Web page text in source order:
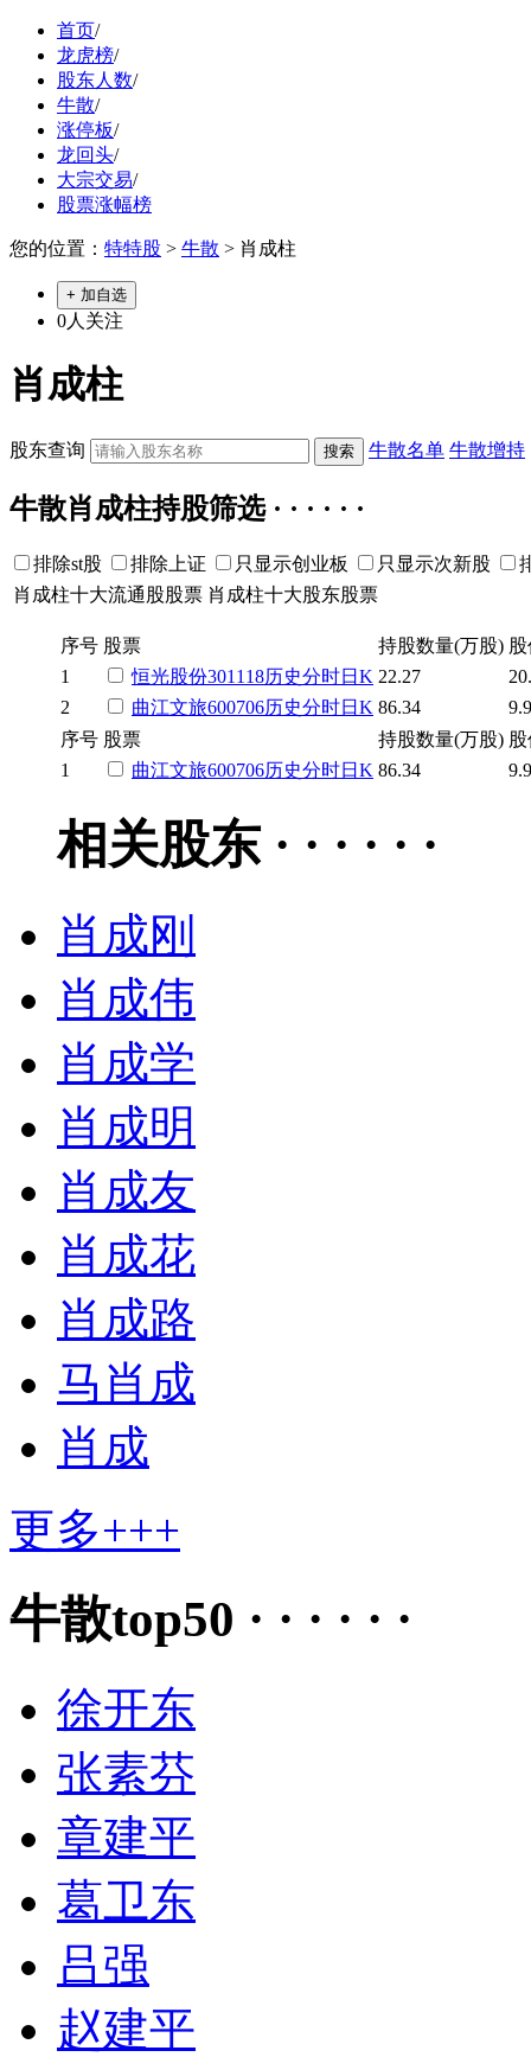
首页/
龙虎榜/
股东人数/
牛散/
涨停板/
龙回头/
大宗交易/
股票涨幅榜
您的位置： 特特股 > 牛散 > 肖成柱
+ 加自选
0人关注
肖成柱
股东查询 牛散名单 牛散增持
牛散肖成柱持股筛选 · · · · · ·
排除st股 排除上证 只显示创业板 只显示次新股
肖成柱十大流通股股票 肖成柱十大股东股票
序号 股票 持股数量(万股)
1
恒光股份301118历史分时日K 22.27
2
曲江文旅600706历史分时日K 86.34
序号 股票 持股数量(万股)
1
曲江文旅600706历史分时日K 86.34
相关股东 · · · · · ·
肖成刚
肖成伟
肖成学
肖成明
肖成友
肖成花
肖成路
马肖成
肖成
更多+++
牛散top50 · · · · · ·
徐开东
张素芬
章建平
葛卫东
吕强
赵建平